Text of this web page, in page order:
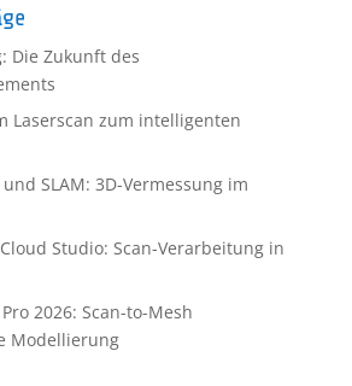
Die Zukunft des
Laserscan zum intelligenten
SLAM: 3D-Vermessung im
Studio: Scan-Verarbeitung in
2026: Scan-to-Mesh
Modellierung